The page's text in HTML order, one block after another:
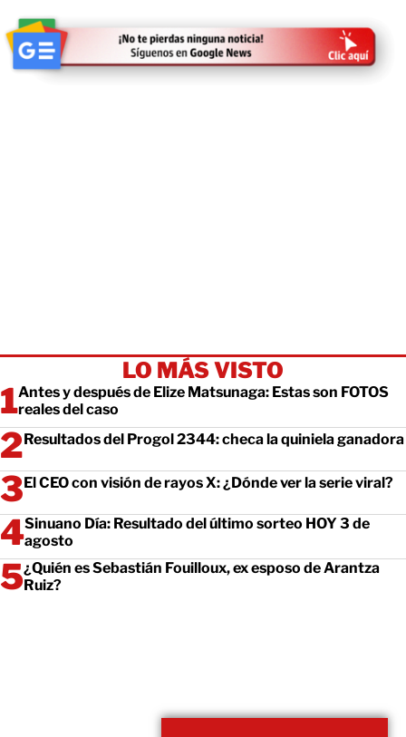
LO MÁS VISTO
Antes y después de Elize Matsunaga: Estas son FOTOS
reales del caso
Resultados del Progol 2344: checa la quiniela ganadora
El CEO con visión de rayos X: ¿Dónde ver la serie viral?
Sinuano Día: Resultado del último sorteo HOY 3 de
agosto
¿Quién es Sebastián Fouilloux, ex esposo de Arantza
Ruiz?